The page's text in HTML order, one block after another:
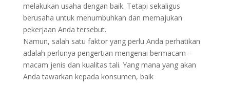
melakukan usaha dengan baik. Tetapi sekaligus
berusaha untuk menumbuhkan dan memajukan
pekerjaan Anda tersebut.
Namun, salah satu faktor yang perlu Anda perhatikan
adalah perlunya pengertian mengenai bermacam –
macam jenis dan kualitas tali. Yang mana yang akan
Anda tawarkan kepada konsumen, baik